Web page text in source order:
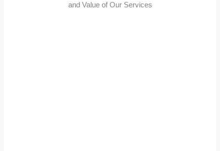
and Value of Our Services